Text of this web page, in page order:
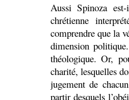
Aussi Spinoza
chrétienne
comprendre que la
dimension
théologique. Or,
charité, lesquelles
jugement de
partir desquels